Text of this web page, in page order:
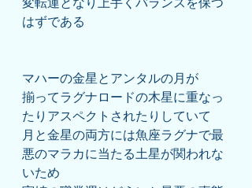
はずである
マハーの金星とアンタルの月が
揃ってラグナロードの木星に重なっ
たりアスペクトされたりしていて
月と金星の両方には魚座ラグナで最
悪のマラカに当たる土星が関われな
いため